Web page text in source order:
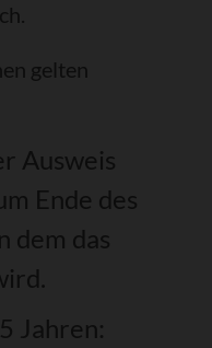
.
gelten
Ausweis
Ende des
dem das
Jahren: